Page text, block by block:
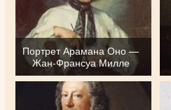
Портрет Арамана Оно —
Жан-Франсуа Милле